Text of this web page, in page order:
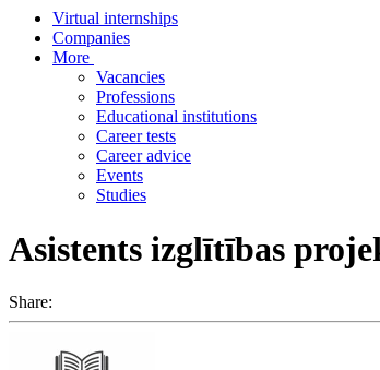
Virtual internships
Companies
More
Vacancies
Professions
Educational institutions
Career tests
Career advice
Events
Studies
Asistents izglītības
Share: